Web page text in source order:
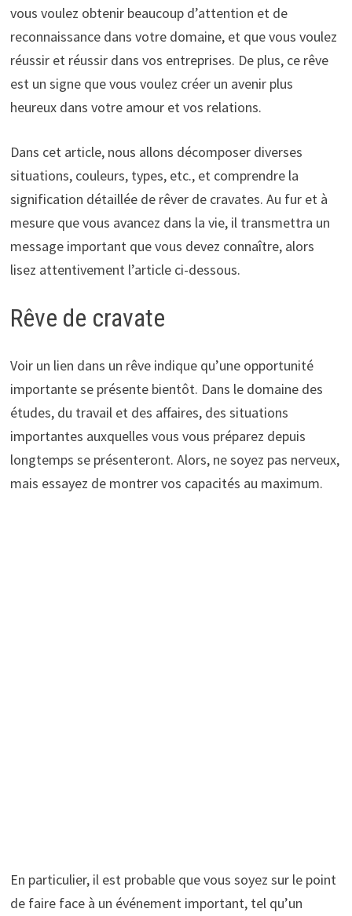
vous voulez obtenir beaucoup d’attention et de
reconnaissance dans votre domaine, et que vous voulez
réussir et réussir dans vos entreprises. De plus, ce rêve
est un signe que vous voulez créer un avenir plus
heureux dans votre amour et vos relations.
Dans cet article, nous allons décomposer diverses
situations, couleurs, types, etc., et comprendre la
signification détaillée de rêver de cravates. Au fur et à
mesure que vous avancez dans la vie, il transmettra un
message important que vous devez connaître, alors
lisez attentivement l’article ci-dessous.
Rêve de cravate
Voir un lien dans un rêve indique qu’une opportunité
importante se présente bientôt. Dans le domaine des
études, du travail et des affaires, des situations
importantes auxquelles vous vous préparez depuis
longtemps se présenteront. Alors, ne soyez pas nerveux,
mais essayez de montrer vos capacités au maximum.
En particulier, il est probable que vous soyez sur le point
de faire face à un événement important, tel qu’un